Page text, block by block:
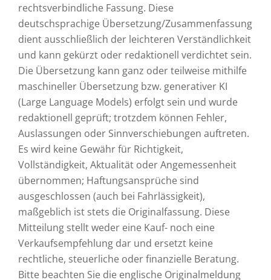
rechtsverbindliche Fassung. Diese
deutschsprachige Übersetzung/Zusammenfassung
dient ausschließlich der leichteren Verständlichkeit
und kann gekürzt oder redaktionell verdichtet sein.
Die Übersetzung kann ganz oder teilweise mithilfe
maschineller Übersetzung bzw. generativer KI
(Large Language Models) erfolgt sein und wurde
redaktionell geprüft; trotzdem können Fehler,
Auslassungen oder Sinnverschiebungen auftreten.
Es wird keine Gewähr für Richtigkeit,
Vollständigkeit, Aktualität oder Angemessenheit
übernommen; Haftungsansprüche sind
ausgeschlossen (auch bei Fahrlässigkeit),
maßgeblich ist stets die Originalfassung. Diese
Mitteilung stellt weder eine Kauf- noch eine
Verkaufsempfehlung dar und ersetzt keine
rechtliche, steuerliche oder finanzielle Beratung.
Bitte beachten Sie die englische Originalmeldung